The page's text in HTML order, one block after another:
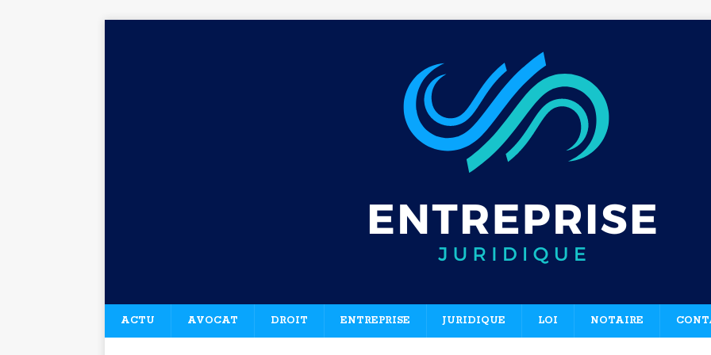
ACTU AVOCAT DROIT ENTREPRISE JURIDIQUE LOI NOTAIRE